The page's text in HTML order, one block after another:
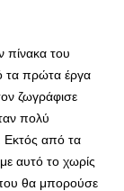
πίνακα του
πρώτα έργα
ζωγράφισε
πολύ
Εκτός από τα
αυτό το χωρίς
θα μπορούσε